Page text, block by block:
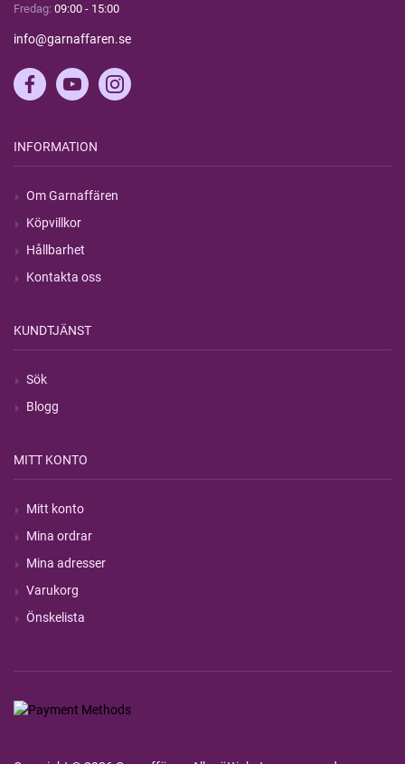
Fredag: 09:00 - 15:00
info@garnaffaren.se
INFORMATION
Om Garnaffären
Köpvillkor
Hållbarhet
Kontakta oss
KUNDTJÄNST
Sök
Blogg
MITT KONTO
Mitt konto
Mina ordrar
Mina adresser
Varukorg
Önskelista